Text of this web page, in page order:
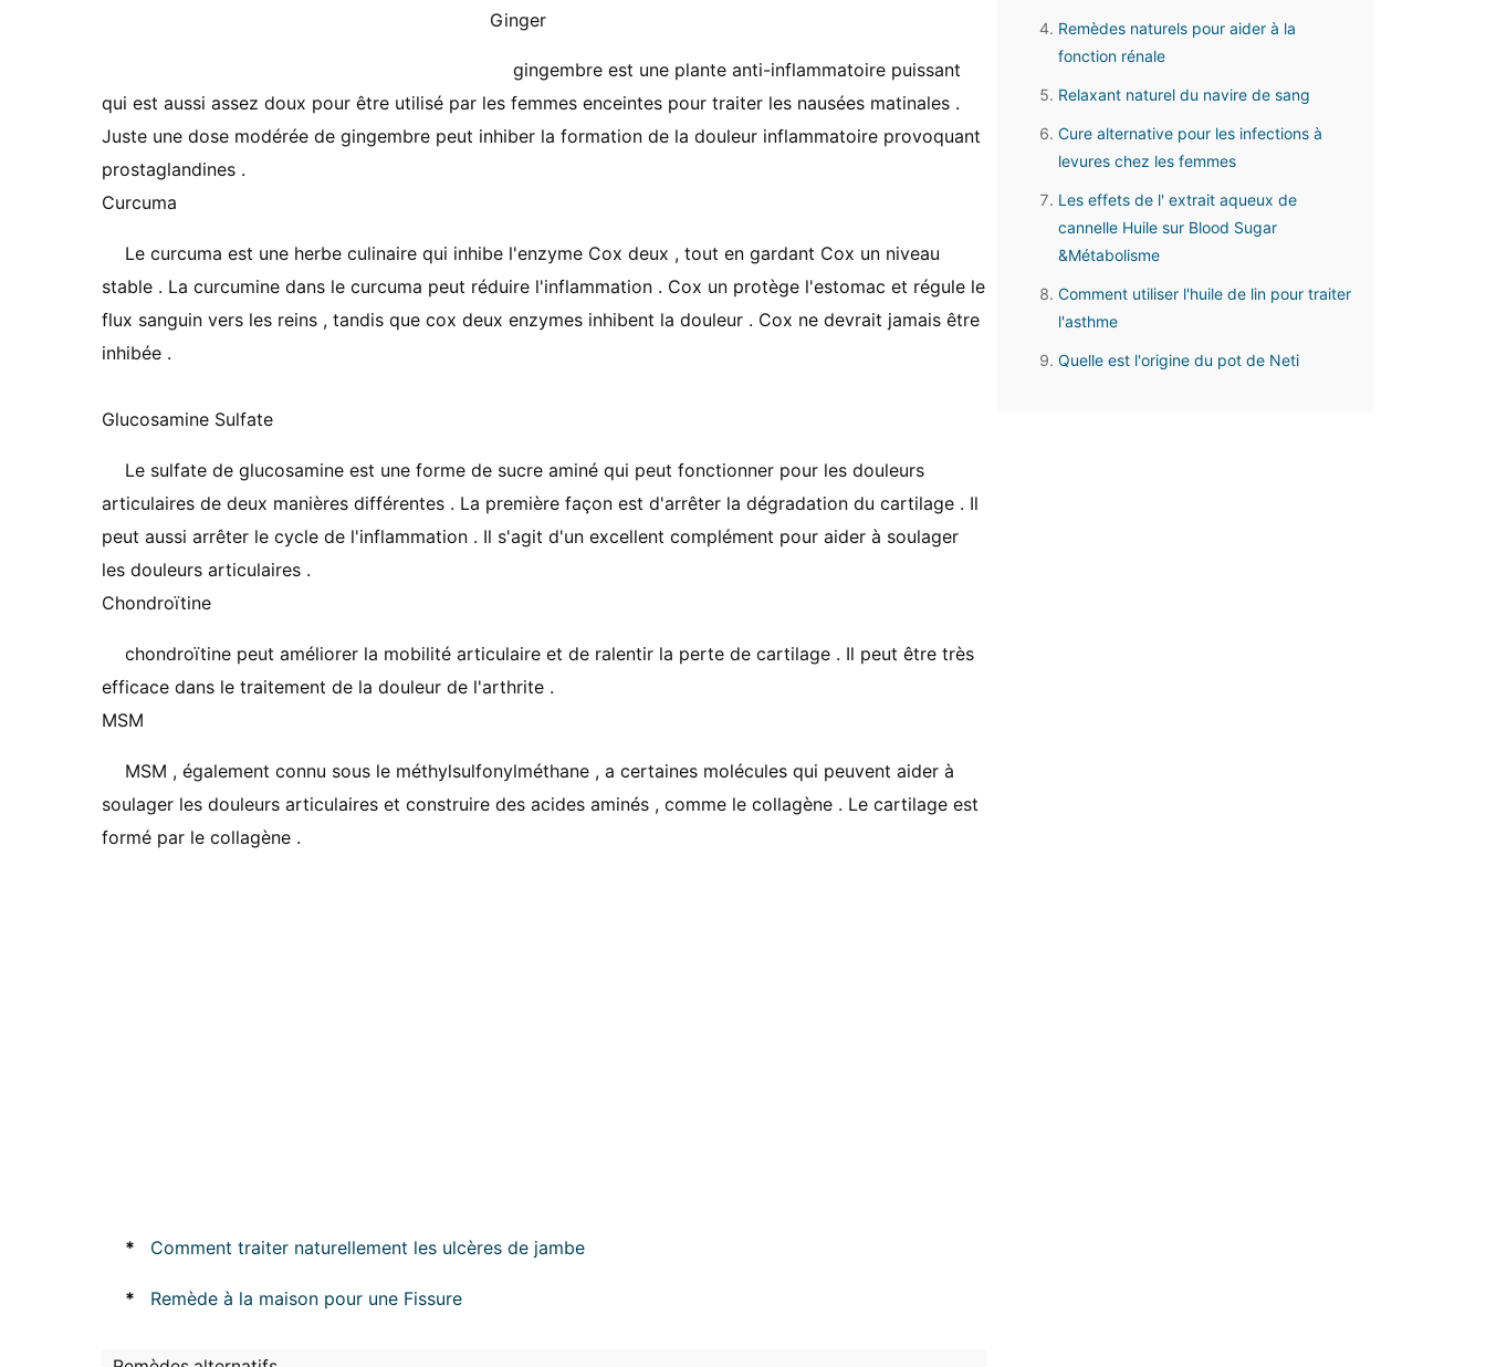
Ginger
gingembre est une plante anti-inflammatoire puissant
qui est aussi assez doux pour être utilisé par les femmes enceintes pour traiter les nausées matinales .
Juste une dose modérée de gingembre peut inhiber la formation de la douleur inflammatoire provoquant
prostaglandines .
Curcuma
Le curcuma est une herbe culinaire qui inhibe l'enzyme Cox deux , tout en gardant Cox un niveau
stable . La curcumine dans le curcuma peut réduire l'inflammation . Cox un protège l'estomac et régule le
flux sanguin vers les reins , tandis que cox deux enzymes inhibent la douleur . Cox ne devrait jamais être
inhibée .
Glucosamine Sulfate
Le sulfate de glucosamine est une forme de sucre aminé qui peut fonctionner pour les douleurs
articulaires de deux manières différentes . La première façon est d'arrêter la dégradation du cartilage . Il
peut aussi arrêter le cycle de l'inflammation . Il s'agit d'un excellent complément pour aider à soulager
les douleurs articulaires .
Chondroïtine
chondroïtine peut améliorer la mobilité articulaire et de ralentir la perte de cartilage . Il peut être très
efficace dans le traitement de la douleur de l'arthrite .
MSM
MSM , également connu sous le méthylsulfonylméthane , a certaines molécules qui peuvent aider à
soulager les douleurs articulaires et construire des acides aminés , comme le collagène . Le cartilage est
formé par le collagène .
* Comment traiter naturellement les ulcères de jambe
* Remède à la maison pour une Fissure
Remèdes naturels pour aider à la
fonction rénale
Relaxant naturel du navire de sang
Cure alternative pour les infections à
levures chez les femmes
Les effets de l' extrait aqueux de
cannelle Huile sur Blood Sugar
&Métabolisme
Comment utiliser l'huile de lin pour traiter
l'asthme
Quelle est l'origine du pot de Neti